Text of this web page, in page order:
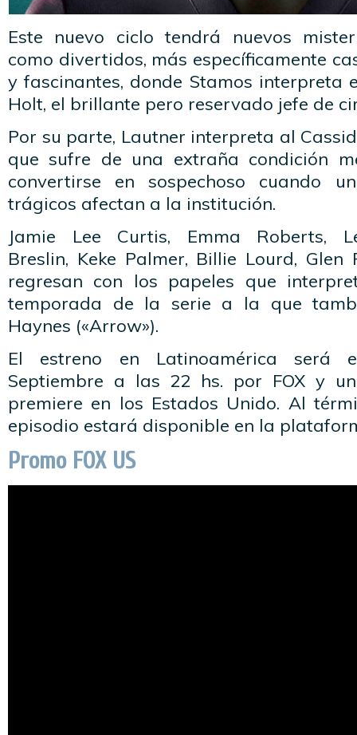
Este nuevo ciclo tendrá nuevos
como divertidos, más específicamente
y fascinantes, donde Stamos interpreta
Holt, el brillante pero reservado jefe de
Por su parte, Lautner interpreta al
que sufre de una extraña condición
convertirse en sospechoso cuando
trágicos afectan a la institución.
Jamie Lee Curtis, Emma Roberts,
Breslin, Keke Palmer, Billie Lourd,
regresan con los papeles que
temporada de la serie a la que
Haynes («Arrow»).
El estreno en Latinoamérica será
Septiembre a las 22 hs. por FOX y
premiere en los Estados Unido. Al
episodio estará disponible en la
Promo FOX US